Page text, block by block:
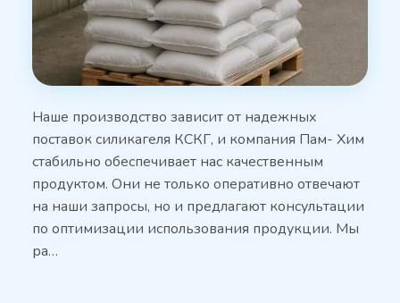
Наше производство зависит от надежных
поставок силикагеля КСКГ, и компания Пам- Хим
стабильно обеспечивает нас качественным
продуктом. Они не только оперативно отвечают
на наши запросы, но и предлагают консультации
по оптимизации использования продукции. Мы
ра…